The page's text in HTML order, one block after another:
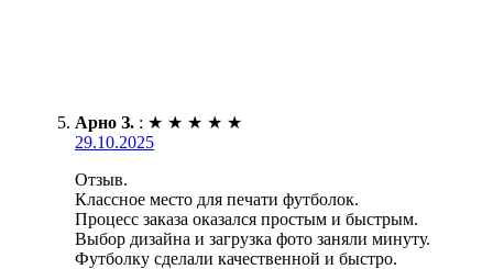
Арно З. : ★ ★ ★ ★ ★
29.10.2025
Отзыв.
Классное место для печати футболок.
Процесс заказа оказался простым и быстрым.
Выбор дизайна и загрузка фото заняли минуту.
Футболку сделали качественной и быстро.